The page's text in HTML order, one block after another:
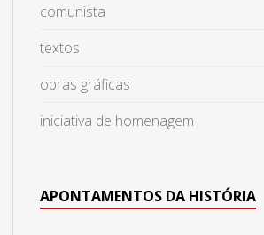
comunista
textos
obras gráficas
iniciativa de homenagem
APONTAMENTOS DA HISTÓRIA